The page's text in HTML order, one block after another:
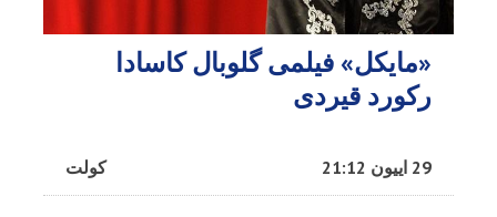
«مایکل» فیلمی گلوبال کاسادا
رکورد قیردی
کولت 29 اییون 21:12